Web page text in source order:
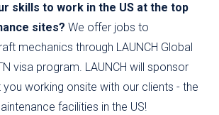
skills to work in the US at the top
sites? We offer jobs to
mechanics through LAUNCH Global
visa program. LAUNCH will sponsor
working onsite with our clients - the
facilities in the US!